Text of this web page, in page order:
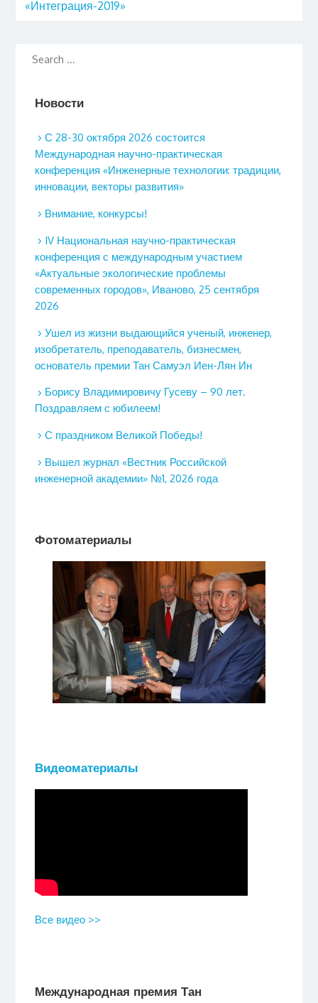
«Интеграция-2019»
Новости
С 28-30 октября 2026 состоится
Международная научно-практическая
конференция «Инженерные технологии: традиции,
инновации, векторы развития»
Внимание, конкурсы!
IV Национальная научно-практическая
конференция с международным участием
«Актуальные экологические проблемы
современных городов», Иваново, 25 сентября
2026
Ушел из жизни выдающийся ученый, инженер,
изобретатель, преподаватель, бизнесмен,
основатель премии Тан Самуэл Иен-Лян Ин
Борису Владимировичу Гусеву – 90 лет.
Поздравляем с юбилеем!
С праздником Великой Победы!
Вышел журнал «Вестник Российской
инженерной академии» №1, 2026 года
Фотоматериалы
Видеоматериалы
Все видео >>
Международная премия Тан